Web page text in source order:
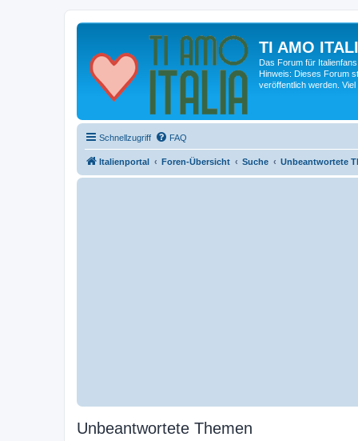
TI AMO
Das Forum für
Hinweis: Dieses Forum
veröffentlich werden.
Schnellzugriff FAQ
Italienportal Foren-Übersicht Suche Unbeantwortete
Unbeantwortete Themen